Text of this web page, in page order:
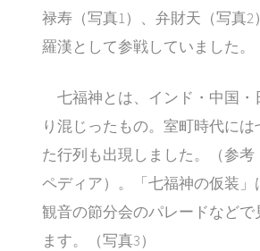
禄寿（写真1）、弁財天（写真
羅漢として参戦していました。
七福神とは、インド・中国・
り混じったもの。室町時代には
た行列も出現しました。（参考
ペディア）。「七福神の仮装
観音の節分会のパレードなどで
ます。（写真3）